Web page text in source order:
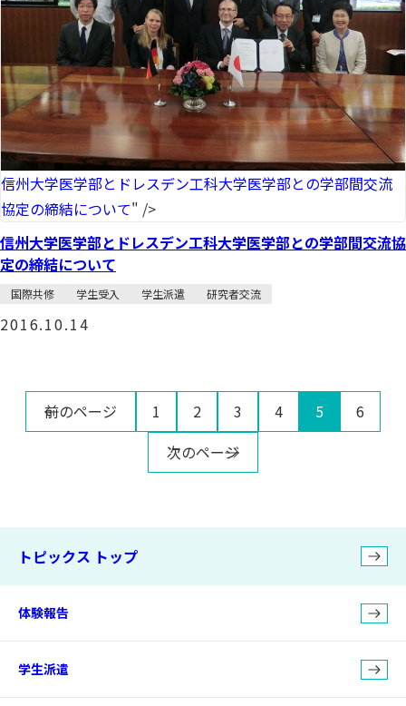
信州大学医学部とドレスデン工科大学医学部との学部間交流
協定の締結について" />
信州大学医学部とドレスデン工科大学医学部との学部間交流協
定の締結について
国際共修 学生受入 学生派遣 研究者交流
2016.10.14
前のページ 1 2 3 4 5
6
次のページ
トピックス トップ
体験報告
学生派遣